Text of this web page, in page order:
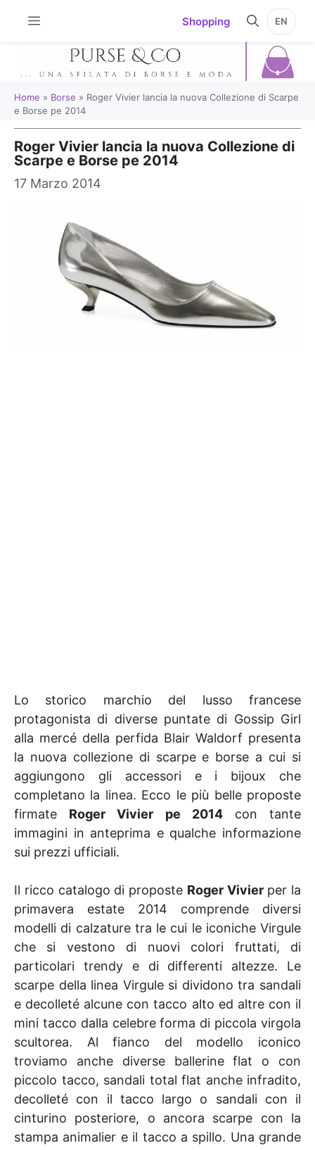
Shopping EN
Home » Borse » Roger Vivier lancia la nuova Collezione di Scarpe
e Borse pe 2014
Roger Vivier lancia la nuova Collezione di
Scarpe e Borse pe 2014
17 Marzo 2014
Lo storico marchio del lusso francese
protagonista di diverse puntate di Gossip Girl
alla mercé della perfida Blair Waldorf presenta
la nuova collezione di scarpe e borse a cui si
aggiungono gli accessori e i bijoux che
completano la linea. Ecco le più belle proposte
firmate Roger Vivier pe 2014con tante
immagini in anteprima e qualche informazione
sui prezzi ufficiali.
Il ricco catalogo di proposte Roger Vivierper la
primavera estate 2014 comprende diversi
modelli di calzature tra le cui le iconiche Virgule
che si vestono di nuovi colori fruttati, di
particolari trendy e di differenti altezze. Le
scarpe della linea Virgule si dividono tra sandali
e decolleté alcune con tacco alto ed altre con il
mini tacco dalla celebre forma di piccola virgola
scultorea. Al fianco del modello iconico
troviamo anche diverse ballerine flat o con
piccolo tacco, sandali total flat anche infradito,
decolleté con il tacco largo o sandali con il
cinturino posteriore, o ancora scarpe con la
stampa animalier e il tacco a spillo. Una grande